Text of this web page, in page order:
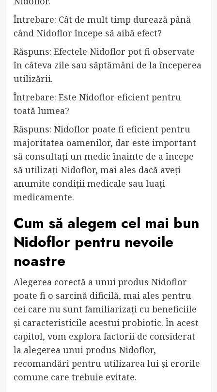
Întrebare: Cât de mult timp durează până
când Nidoflor începe să aibă efect?
Răspuns: Efectele Nidoflor pot fi observate
în câteva zile sau săptămâni de la începerea
utilizării.
Întrebare: Este Nidoflor eficient pentru
toată lumea?
Răspuns: Nidoflor poate fi eficient pentru
majoritatea oamenilor, dar este important
să consultați un medic înainte de a începe
să utilizați Nidoflor, mai ales dacă aveți
anumite condiții medicale sau luați
medicamente.
Cum să alegem cel mai bun
Nidoflor pentru nevoile
noastre
Alegerea corectă a unui produs Nidoflor
poate fi o sarcină dificilă, mai ales pentru
cei care nu sunt familiarizați cu beneficiile
și caracteristicile acestui probiotic. În acest
capitol, vom explora factorii de considerat
la alegerea unui produs Nidoflor,
recomandări pentru utilizarea lui și erorile
comune care trebuie evitate.